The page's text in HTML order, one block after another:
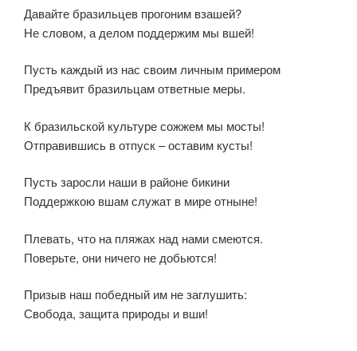
Давайте бразильцев прогоним взашей?
Не словом, а делом поддержим мы вшей!
Пусть каждый из нас своим личным примером
Предъявит бразильцам ответные меры.
К бразильской культуре сожжем мы мосты!
Отправившись в отпуск – оставим кусты!
Пусть заросли наши в районе бикини
Поддержкою вшам служат в мире отныне!
Плевать, что на пляжах над нами смеются.
Поверьте, они ничего не добьются!
Призыв наш победный им не заглушить:
Свобода, защита природы и вши!